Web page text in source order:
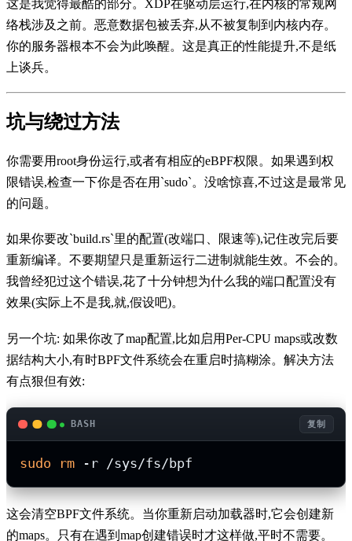
这是我觉得最酷的部分。XDP在驱动层运行,在内核的常规网
络栈涉及之前。恶意数据包被丢弃,从不被复制到内核内存。
你的服务器根本不会为此唤醒。这是真正的性能提升,不是纸
上谈兵。
坑与绕过方法
你需要用root身份运行,或者有相应的eBPF权限。如果遇到权
限错误,检查一下你是否在用`sudo`。没啥惊喜,不过这是最常见
的问题。
如果你要改`build.rs`里的配置(改端口、限速等),记住改完后要
重新编译。不要期望只是重新运行二进制就能生效。不会的。
我曾经犯过这个错误,花了十分钟想为什么我的端口配置没有
效果(实际上不是我,就,假设吧)。
另一个坑: 如果你改了map配置,比如启用Per-CPU maps或改数
据结构大小,有时BPF文件系统会在重启时搞糊涂。解决方法
有点狠但有效:
BASH 复制
sudo rm
这会清空BPF文件系统。当你重新启动加载器时,它会创建新
的maps。只有在遇到map创建错误时才这样做,平时不需要。